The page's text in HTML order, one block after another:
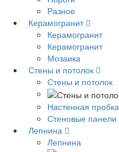
Разное
Керамогранит
Керамогранит
Керамогранит
Мозаика
Стены и потолок
Стены и потолок
Настенная пробка
Стеновые панели
Лепнина
Лепнина